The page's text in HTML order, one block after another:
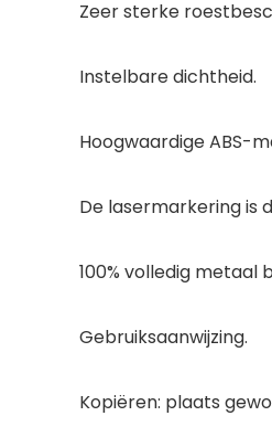
Zeer sterke
Instelbare dichtheid.
Hoogwaardige ABS-
De lasermarkering is
100% volledig
Gebruiksaanwijzing.
Kopiëren: plaats